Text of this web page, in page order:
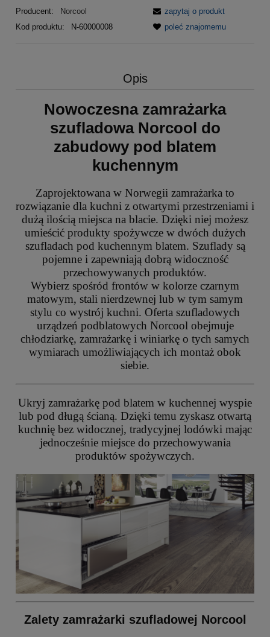
Producent:
Norcool
Kod produktu:
N-60000008
zapytaj o produkt
poleć znajomemu
Opis
Nowoczesna zamrażarka
szufladowa Norcool do
zabudowy pod blatem
kuchennym
Zaprojektowana w Norwegii zamrażarka to
rozwiązanie dla kuchni z otwartymi przestrzeniami i
dużą ilością miejsca na blacie. Dzięki niej możesz
umieścić produkty spożywcze w dwóch dużych
szufladach pod kuchennym blatem. Szuflady są
pojemne i zapewniają dobrą widoczność
przechowywanych produktów.
Wybierz spośród frontów w kolorze czarnym
matowym, stali nierdzewnej lub w tym samym
stylu co wystrój kuchni. Oferta szufladowych
urządzeń podblatowych Norcool obejmuje
chłodziarkę, zamrażarkę i winiarkę o tych samych
wymiarach umożliwiających ich montaż obok
siebie.
Ukryj zamrażarkę pod blatem w kuchennej wyspie
lub pod długą ścianą. Dzięki temu zyskasz otwartą
kuchnię bez widocznej, tradycyjnej lodówki mając
jednocześnie miejsce do przechowywania
produktów spożywczych.
Zalety zamrażarki szufladowej Norcool